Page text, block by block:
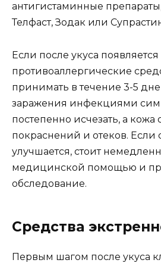
антигистаминные
Телфаст, Зодак или
Если после укуса
противоаллергические
принимать в течение 3-5
заражения инфекциями
постепенно исчезать, а кожа
покраснений и отеков. Если
улучшается, стоит
медицинской помощью и
обследование.
Средства
Первым шагом после укуса